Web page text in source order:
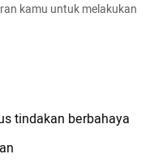
kamu untuk melakukan
tindakan berbahaya